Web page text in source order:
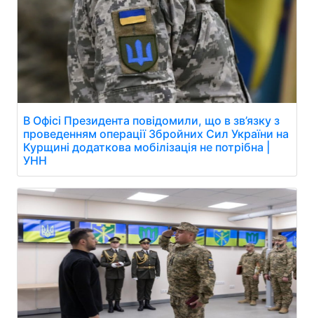
В Офісі Президента повідомили, що в зв’язку з
проведенням операції Збройних Сил України на
Курщині додаткова мобілізація не потрібна |
УНН